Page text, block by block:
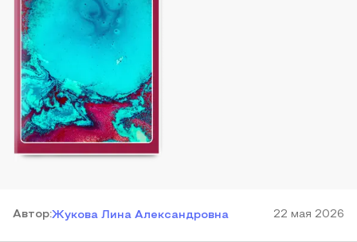
Автор:Жукова Лина Александровна 22 мая 2026